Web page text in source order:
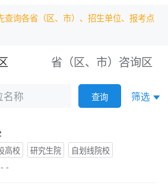
查询各省（区、市）、招生单位、报考点
省（区、市）咨询区
查询 筛选
高校 研究生院 自划线院校
-